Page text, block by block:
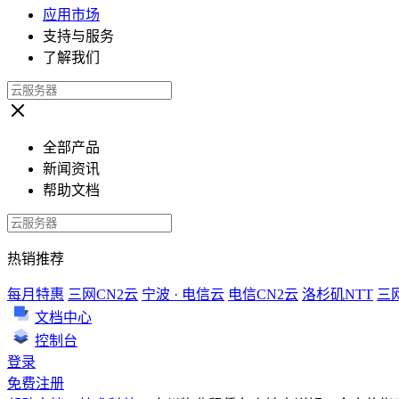
应用市场
支持与服务
了解我们
全部产品
新闻资讯
帮助文档
热销推荐
每月特惠 三网CN2云 宁波 · 电信云 电信CN2云 洛杉矶NTT 三
文档中心
控制台
登录
免费注册